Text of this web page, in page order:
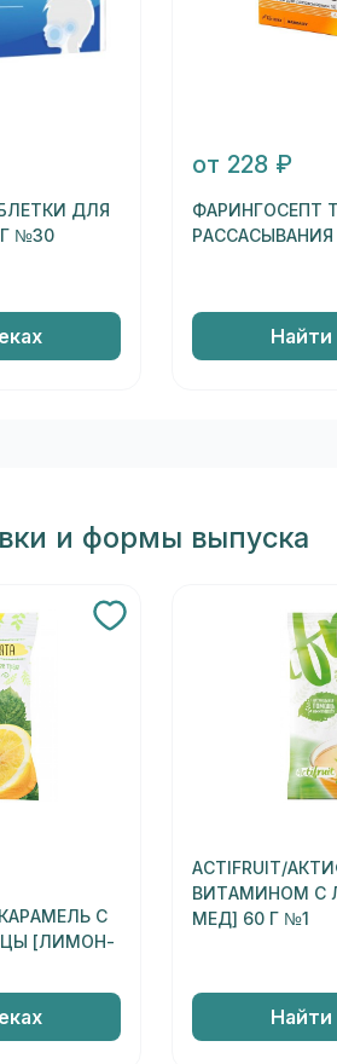
ДЛЯ
№30
от 228 ₽
ФАРИНГОСЕПТ
Найти
и формы выпуска
С
[ЛИМОН-
ACTIFRUIT/
ВИТАМИНОМ С
МЕД] 60 Г №1
Найти